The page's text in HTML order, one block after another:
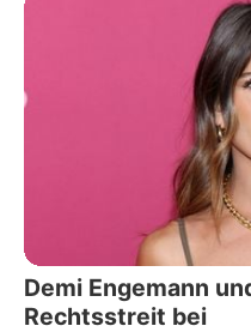
Demi Engemann
Rechtsstreit bei